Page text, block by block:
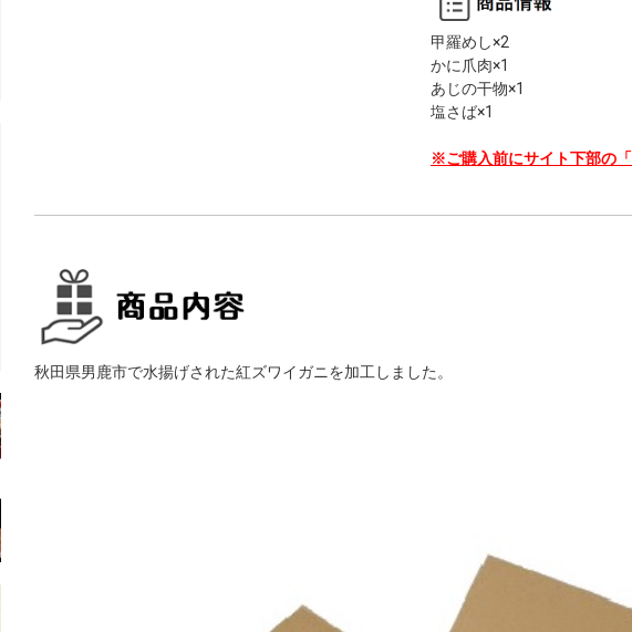
甲羅めし×2
かに爪肉×1
あじの干物×1
塩さば×1
※ご購入前にサイト下部の
秋田県男鹿市で水揚げされた紅ズワイガニを加工しました。